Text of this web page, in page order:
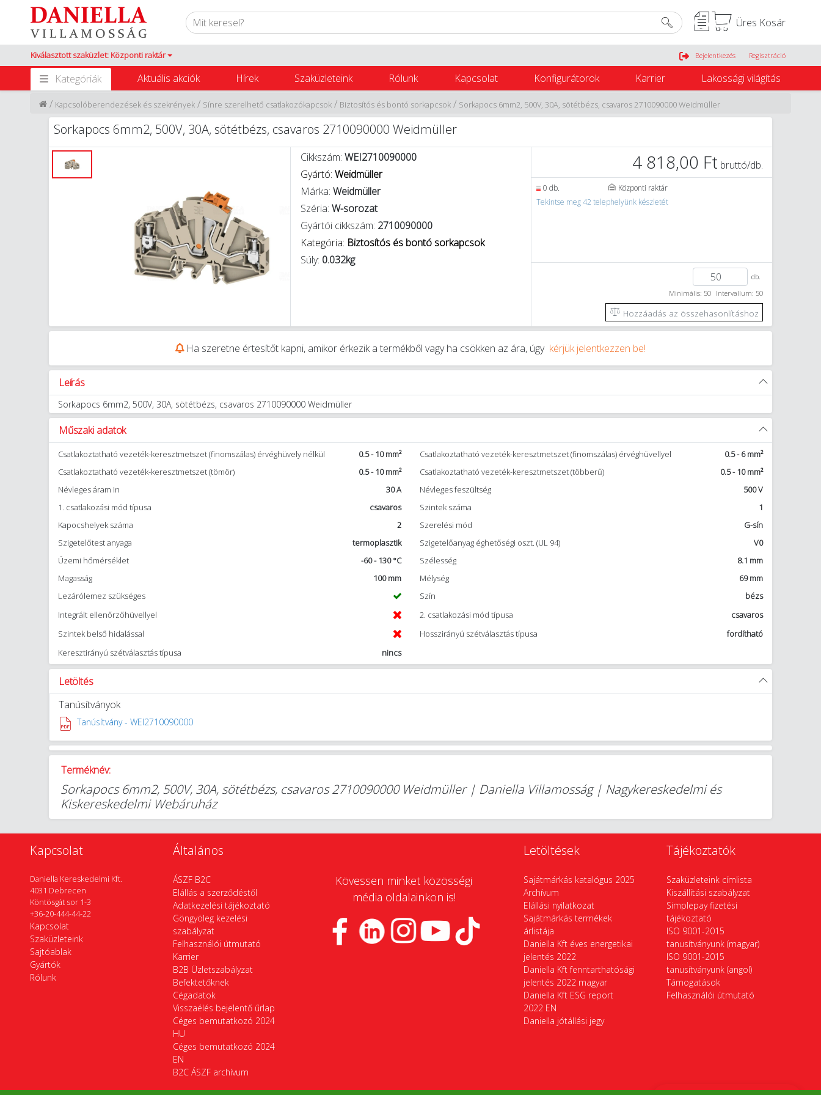
Üres Kosár
Kiválasztott szaküzlet: Központi raktár Belépés
Bejelentkezés Regisztráció
Kategóriák Aktuális akciók Hírek Szaküzleteink Rólunk Kapcsolat Konfigurátorok Karrier Lakossági világítás
Sorkapocs 6mm2, 500V, 30A, sötétbézs, csavaros 2710090000 Weidmüller
/
Biztosítós és bontó sorkapcsok
/
Sínre szerelhető csatlakozókapcsok
/
Kapcsolóberendezések és szekrények
/
Sorkapocs 6mm2, 500V, 30A, sötétbézs, csavaros 2710090000 Weidmüller
Cikkszám: WEI2710090000
Gyártó: Weidmüller
Márka: Weidmüller
Széria: W-sorozat
Gyártói cikkszám: 2710090000
Kategória: Biztosítós és bontó sorkapcsok
Súly: 0.032kg
4 818,00 Ft bruttó/db.
0 db.
Központi raktár
Tekintse meg 42 telephelyünk készletét
db.
Minimális: 50 Intervallum: 50
Hozzáadás az összehasonlításhoz
Ha szeretne értesítőt kapni, amikor érkezik a termékből vagy ha csökken az ára, úgy kérjük jelentkezzen be!
Leírás
Sorkapocs 6mm2, 500V, 30A, sötétbézs, csavaros 2710090000 Weidmüller
Műszaki adatok
Csatlakoztatható vezeték-keresztmetszet (finomszálas) érvéghüvely nélkül 0.5 - 10 mm² Csatlakoztatható vezeték-keresztmetszet (finomszálas) érvéghüvellyel
0.5 - 6 mm²
Csatlakoztatható vezeték-keresztmetszet (tömör)
0.5 - 10 mm² Csatlakoztatható vezeték-keresztmetszet (többerű)
0.5 - 10 mm²
Névleges áram In
30 A Névleges feszültség
500 V
1. csatlakozási mód típusa
csavaros Szintek száma
1
Kapocshelyek száma
2 Szerelési mód
G-sín
Szigetelőtest anyaga
termoplasztik Szigetelőanyag éghetőségi oszt. (UL 94)
V0
Üzemi hőmérséklet
-60 - 130 °C Szélesség
8.1 mm
Magasság
100 mm Mélység
69 mm
Lezárólemez szükséges
Szín
bézs
Integrált ellenőrzőhüvellyel
2. csatlakozási mód típusa
csavaros
Szintek belső hidalással
Hosszirányú szétválasztás típusa
fordítható
Keresztirányú szétválasztás típusa
nincs
Letöltés
Tanúsítványok
Tanúsítvány - WEI2710090000
Terméknév:
Sorkapocs 6mm2, 500V, 30A, sötétbézs, csavaros 2710090000 Weidmüller | Daniella Villamosság | Nagykereskedelmi és
Kiskereskedelmi Webáruház
Kapcsolat
Daniella Kereskedelmi Kft.
4031 Debrecen
Köntösgát sor 1-3
+36-20-444-44-22
Kapcsolat
Szaküzleteink
Sajtóablak
Gyártók
Rólunk
Általános
ÁSZF B2C
Elállás a szerződéstől
Adatkezelési tájékoztató
Göngyöleg kezelési
szabályzat
Felhasználói útmutató
Karrier
B2B Üzletszabályzat
Befektetőknek
Cégadatok
Visszaélés bejelentő űrlap
Céges bemutatkozó 2024
HU
Céges bemutatkozó 2024
EN
B2C ÁSZF archívum
Kövessen minket közösségi
média oldalainkon is!
Letöltések
Sajátmárkás katalógus 2025
Archívum
Elállási nyilatkozat
Sajátmárkás termékek
árlistája
Daniella Kft éves energetikai
jelentés 2022
Daniella Kft fenntarthatósági
jelentés 2022 magyar
Daniella Kft ESG report
2022 EN
Daniella jótállási jegy
Tájékoztatók
Szaküzleteink címlista
Kiszállítási szabályzat
Simplepay fizetési
tájékoztató
ISO 9001-2015
tanusítványunk (magyar)
ISO 9001-2015
tanusítványunk (angol)
Támogatások
Felhasználói útmutató